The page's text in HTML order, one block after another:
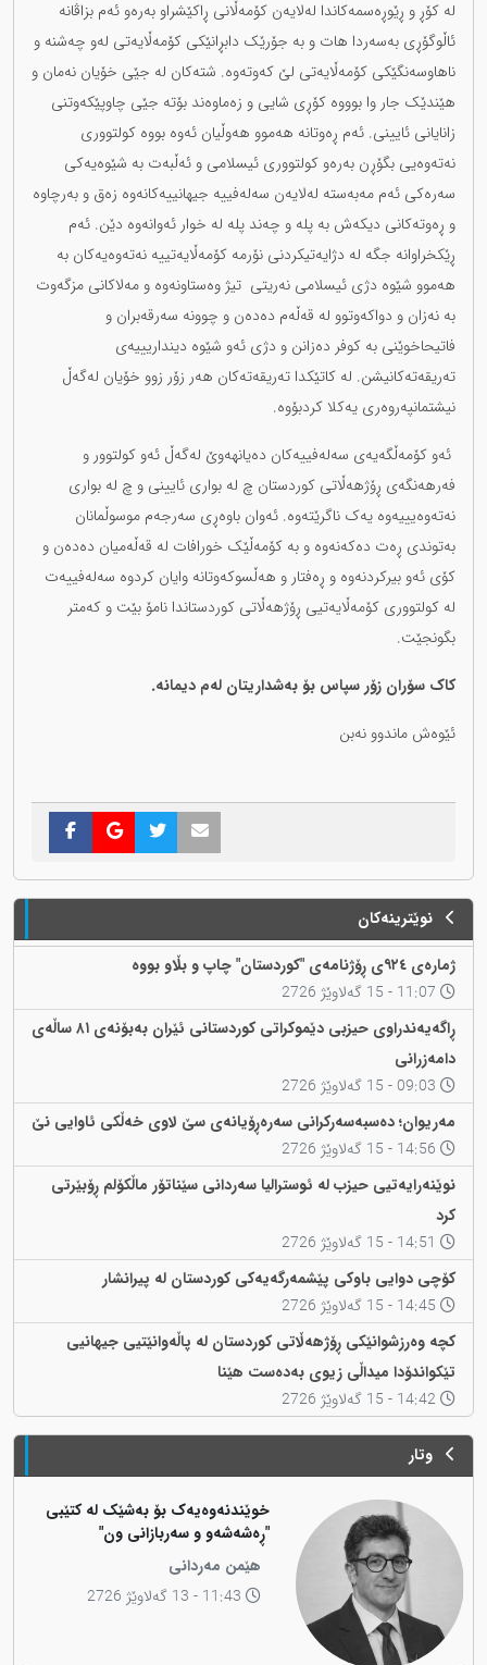
لە کۆڕ و ڕێوڕەسمەکاندا لەلایەن کۆمەڵانی ڕاکێشراو بەرەو ئەم بزاڤانە
ئاڵوگۆڕی بەسەردا هات و بە جۆرێک دابڕانێکی کۆمەڵایەتی لەو چەشنە و
ناهاوسەنگێکی کۆمەڵایەتی لێ کەوتەوە. شتەکان لە جێی خۆیان نەمان و
هێندێک جار وا بوووە کۆڕی شایی و زەماوەند بۆتە جێی چاوپێکەوتنی
زانایانی ئایینی. ئەم ڕەوتانە هەموو هەوڵیان ئەوە بووە کولتووری
نەتەوەیی بگۆڕن بەرەو کولتووری ئیسلامی و ئەڵبەت بە شێوەیەکی
سەرەکی ئەم مەبەستە لەلایەن سەلەفییە جیهانییەکانەوە زەق و بەرچاوە
و ڕەوتەکانی دیکەش بە پلە و چەند پلە لە خوار ئەوانەوە دێن. ئەم
ڕێکخراوانە جگە لە دژایەتیکردنی نۆرمە کۆمەڵایەتییە نەتەوەیەکان بە
هەموو شێوە دژی ئیسلامی نەریتی تیژ وەستاونەوە و مەلاکانی مزگەوت
بە نەزان و دواکەوتوو لە قەڵەم دەدەن و چوونە سەرقەبران و
فاتیحاخوێنی بە کوفر دەزانن و دژی ئەو شێوە دینداریییەی
تەریقەتەکانیشن. لە کاتێکدا تەریقەتەکان هەر زۆر زوو خۆیان لەگەڵ
نیشتمانپەروەری یەکلا کردبۆوە.
ئەو کۆمەڵگەیەی سەلەفییەکان دەیانهەوێ لەگەڵ ئەو کولتوور و
فەرهەنگەی ڕۆژهەڵاتی کوردستان چ لە بواری ئایینی و چ لە بواری
نەتەوەیییەوە یەک ناگرێتەوە. ئەوان باوەڕی سەرجەم موسوڵمانان
بەتوندی ڕەت دەکەنەوە و بە کۆمەڵێک خورافات لە قەڵەمیان دەدەن و
کۆی ئەو بیرکردنەوە و ڕەفتار و هەڵسوکەوتانە وایان کردوە سەلەفییەت
لە کولتووری کۆمەڵایەتیی ڕۆژهەڵاتی کوردستاندا نامۆ بێت و کەمتر
بگونجێت.
کاک سۆران زۆر سپاس بۆ بەشداریتان لەم دیمانە.
ئێوەش ماندوو نەبن
نوێترینەکان
ژمارەی ٩٢٤ی ڕۆژنامەی "کوردستان" چاپ و بڵاو بووە
ڕاگەیەندراوی حیزبی دێموکراتی کوردستانی ئێران بەبۆنەی ٨١ ساڵەی
دامەزرانی
مەریوان؛ دەسبەسەرکرانی سەرەڕۆیانەی سێ لاوی خەڵکی ئاوایی نێ
نوێنەرایەتیی حیزب لە ئوسترالیا سەردانی سێناتۆر ماڵکۆلم ڕۆبێرتی
کرد
کۆچی دوایی باوکی پێشمەرگەیەکی کوردستان لە پیرانشار
کچە وەرزشوانێکی ڕۆژهەڵاتی کوردستان لە پاڵەوانێتیی جیهانیی
تێکواندۆدا میداڵی زیوی بەدەست هێنا
وتار
خوێندنەوەیەک بۆ بەشێک لە کتێبی
"ڕەشەشەو و سەربازانی ون"
هێمن مەردانی